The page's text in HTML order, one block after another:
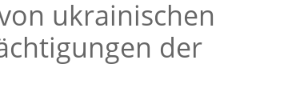
ukrainischen
der